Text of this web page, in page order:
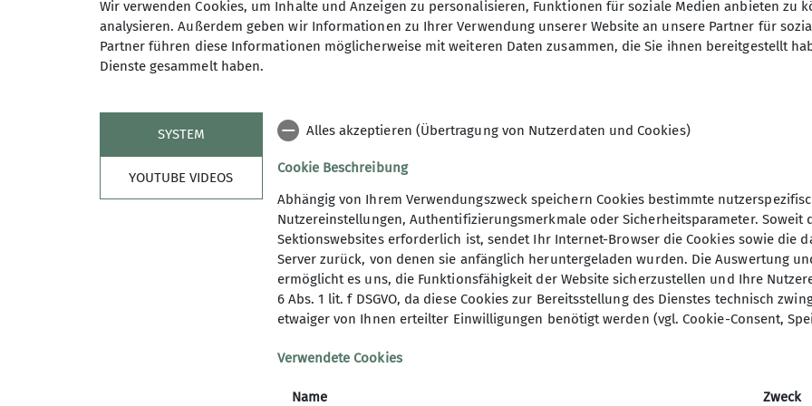
Preis 40,- Euro; zzgl. ca. 50€ / Tag für
Aktuelles
Neuigkeiten aus der Sektion
Wir verwenden Cookies, um Inhalte und Anzeigen zu personalisieren, Funktionen für soziale Medien anbieten zu
analysieren. Außerdem geben wir Informationen zu Ihrer Verwendung unserer Website an unsere Partner für
Partner führen diese Informationen möglicherweise mit weiteren Daten zusammen, die Sie ihnen bereitgestellt
Dienste gesammelt haben.
SYSTEM
YOUTUBE VIDEOS
Alles akzeptieren (Übertragung von Nutzerdaten und Cookies)
Cookie Beschreibung
Abhängig von Ihrem Verwendungszweck speichern Cookies bestimmte
Nutzereinstellungen, Authentifizierungsmerkmale oder Sicherheitsparameter. Soweit
Sektionswebsites erforderlich ist, sendet Ihr Internet-Browser die Cookies sowie die
Server zurück, von denen sie anfänglich heruntergeladen wurden. Die Auswertung
ermöglicht es uns, die Funktionsfähigkeit der Website sicherzustellen und Ihre
6 Abs. 1 lit. f DSGVO, da diese Cookies zur Bereitsstellung des Dienstes technisch
etwaiger von Ihnen erteilter Einwilligungen benötigt werden (vgl. Cookie-Consent,
Verwendete Cookies
Name Zweck